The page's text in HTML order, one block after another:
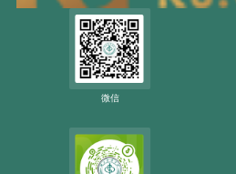
微信